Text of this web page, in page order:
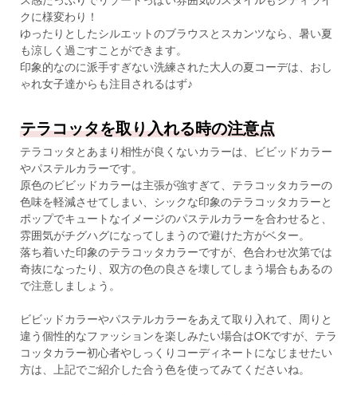
クに様変わり！
ゆったりとしたシルエットのブラウスとスカンツなら、暑い夏
も涼しく過ごすことができます。
印象的なのに派手すぎない洗練された大人の夏コーデは、おし
ゃれ女子達からも注目されるはず♪
テラコッタを取り入れる時の注意点
テラコッタとあまり相性が良くないカラーは、ビビッドカラー
やパステルカラーです。
原色のビビッドカラーは主張が強すぎて、テラコッタカラーの
色味を軽減させてしまい、シックな印象のテラコッタカラーと
ポップでキュートなイメージのパステルカラーを合わせると、
雰囲気がチグハグになってしまうので避けた方がベター。
落ち着いた印象のテラコッタカラーですが、色合わせ次第では
奇抜になったり、双方の色の良さを壊してしまう場合もあるの
で注意しましょう。
ビビッドカラーやパステルカラーをあえて取り入れて、周りと
違う個性的なファッションを楽しみたい場合はOKですが、テラ
コッタカラー初心者やしっくりコーディネートになじませたい
方は、上記でご紹介した合う色を使ってみてくださいね。